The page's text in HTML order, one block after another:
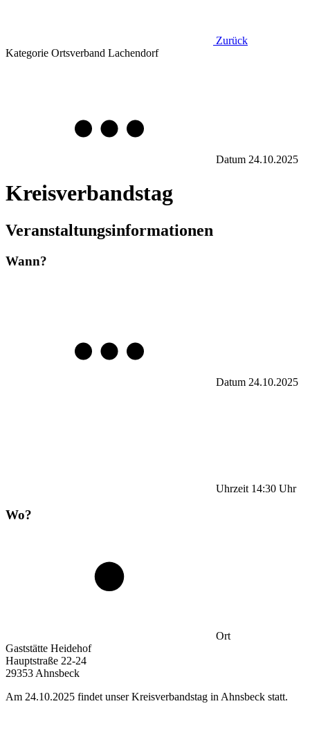
Zurück
Kategorie Ortsverband Lachendorf
Datum 24.10.2025
Kreisverbandstag
Veranstaltungsinformationen
Wann?
Datum 24.10.2025
Uhrzeit 14:30 Uhr
Wo?
Ort
Gaststätte Heidehof
Hauptstraße 22-24
29353 Ahnsbeck
Am 24.10.2025 findet unser Kreisverbandstag in Ahnsbeck statt.